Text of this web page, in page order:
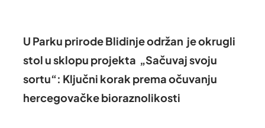
U Parku prirode Blidinje održan je okrugli
stol u sklopu projekta „Sačuvaj svoju
sortu“: Ključni korak prema očuvanju
hercegovačke bioraznolikosti